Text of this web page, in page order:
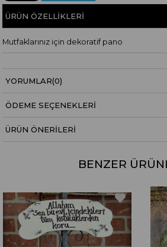
ÜRÜN ÖZELLIKLERI
Mutfaklarınız için dekoratif pano
YORUMLAR(0)
ÖDEME SEÇENEKLERI
ÜRÜN ÖNERILERI
BENZER